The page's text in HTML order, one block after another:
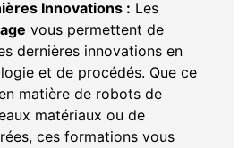
Innovations : Les
vous permettent de
dernières innovations en
et de procédés. Que ce
matière de robots de
matériaux ou de
ces formations vous